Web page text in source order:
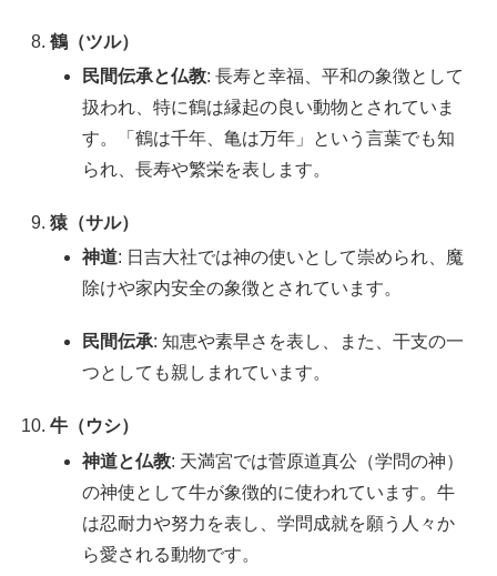
鶴（ツル）
民間伝承と仏教: 長寿と幸福、平和の象徴として
扱われ、特に鶴は縁起の良い動物とされていま
す。「鶴は千年、亀は万年」という言葉でも知
られ、長寿や繁栄を表します。
猿（サル）
神道: 日吉大社では神の使いとして崇められ、魔
除けや家内安全の象徴とされています。
民間伝承: 知恵や素早さを表し、また、干支の一
つとしても親しまれています。
牛（ウシ）
神道と仏教: 天満宮では菅原道真公（学問の神）
の神使として牛が象徴的に使われています。牛
は忍耐力や努力を表し、学問成就を願う人々か
ら愛される動物です。